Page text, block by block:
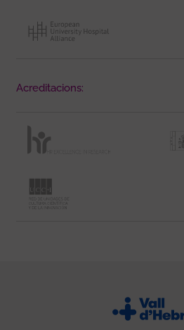
Acreditacions: